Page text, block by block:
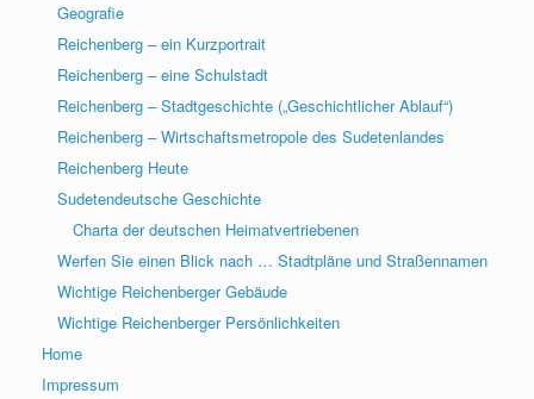
Geografie
Reichenberg – ein Kurzportrait
Reichenberg – eine Schulstadt
Reichenberg – Stadtgeschichte („Geschichtlicher Ablauf“)
Reichenberg – Wirtschaftsmetropole des Sudetenlandes
Reichenberg Heute
Sudetendeutsche Geschichte
Charta der deutschen Heimatvertriebenen
Werfen Sie einen Blick nach … Stadtpläne und Straßennamen
Wichtige Reichenberger Gebäude
Wichtige Reichenberger Persönlichkeiten
Home
Impressum